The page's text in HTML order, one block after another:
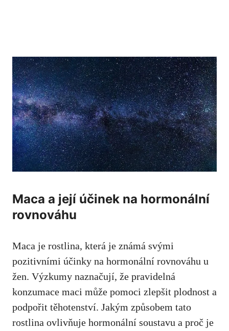
Maca a její účinek na hormonální
rovnováhu
Maca je rostlina, která je známá svými
pozitivními účinky na hormonální rovnováhu u
žen. Výzkumy naznačují, že pravidelná
konzumace maci může pomoci zlepšit plodnost a
podpořit těhotenství. Jakým způsobem tato
rostlina ovlivňuje hormonální soustavu a proč je